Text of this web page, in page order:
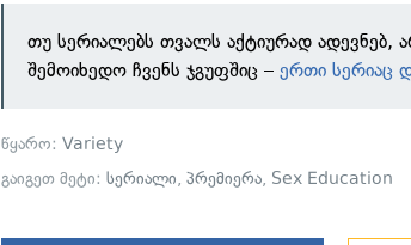
თუ სერიალებს თვალს აქტიურად ადევნებ,
შემოიხედო ჩვენს ჯგუფშიც – ერთი სერიაც
წყარო:Variety
გაიგეთ მეტი:სერიალი,პრემიერა, Sex Education